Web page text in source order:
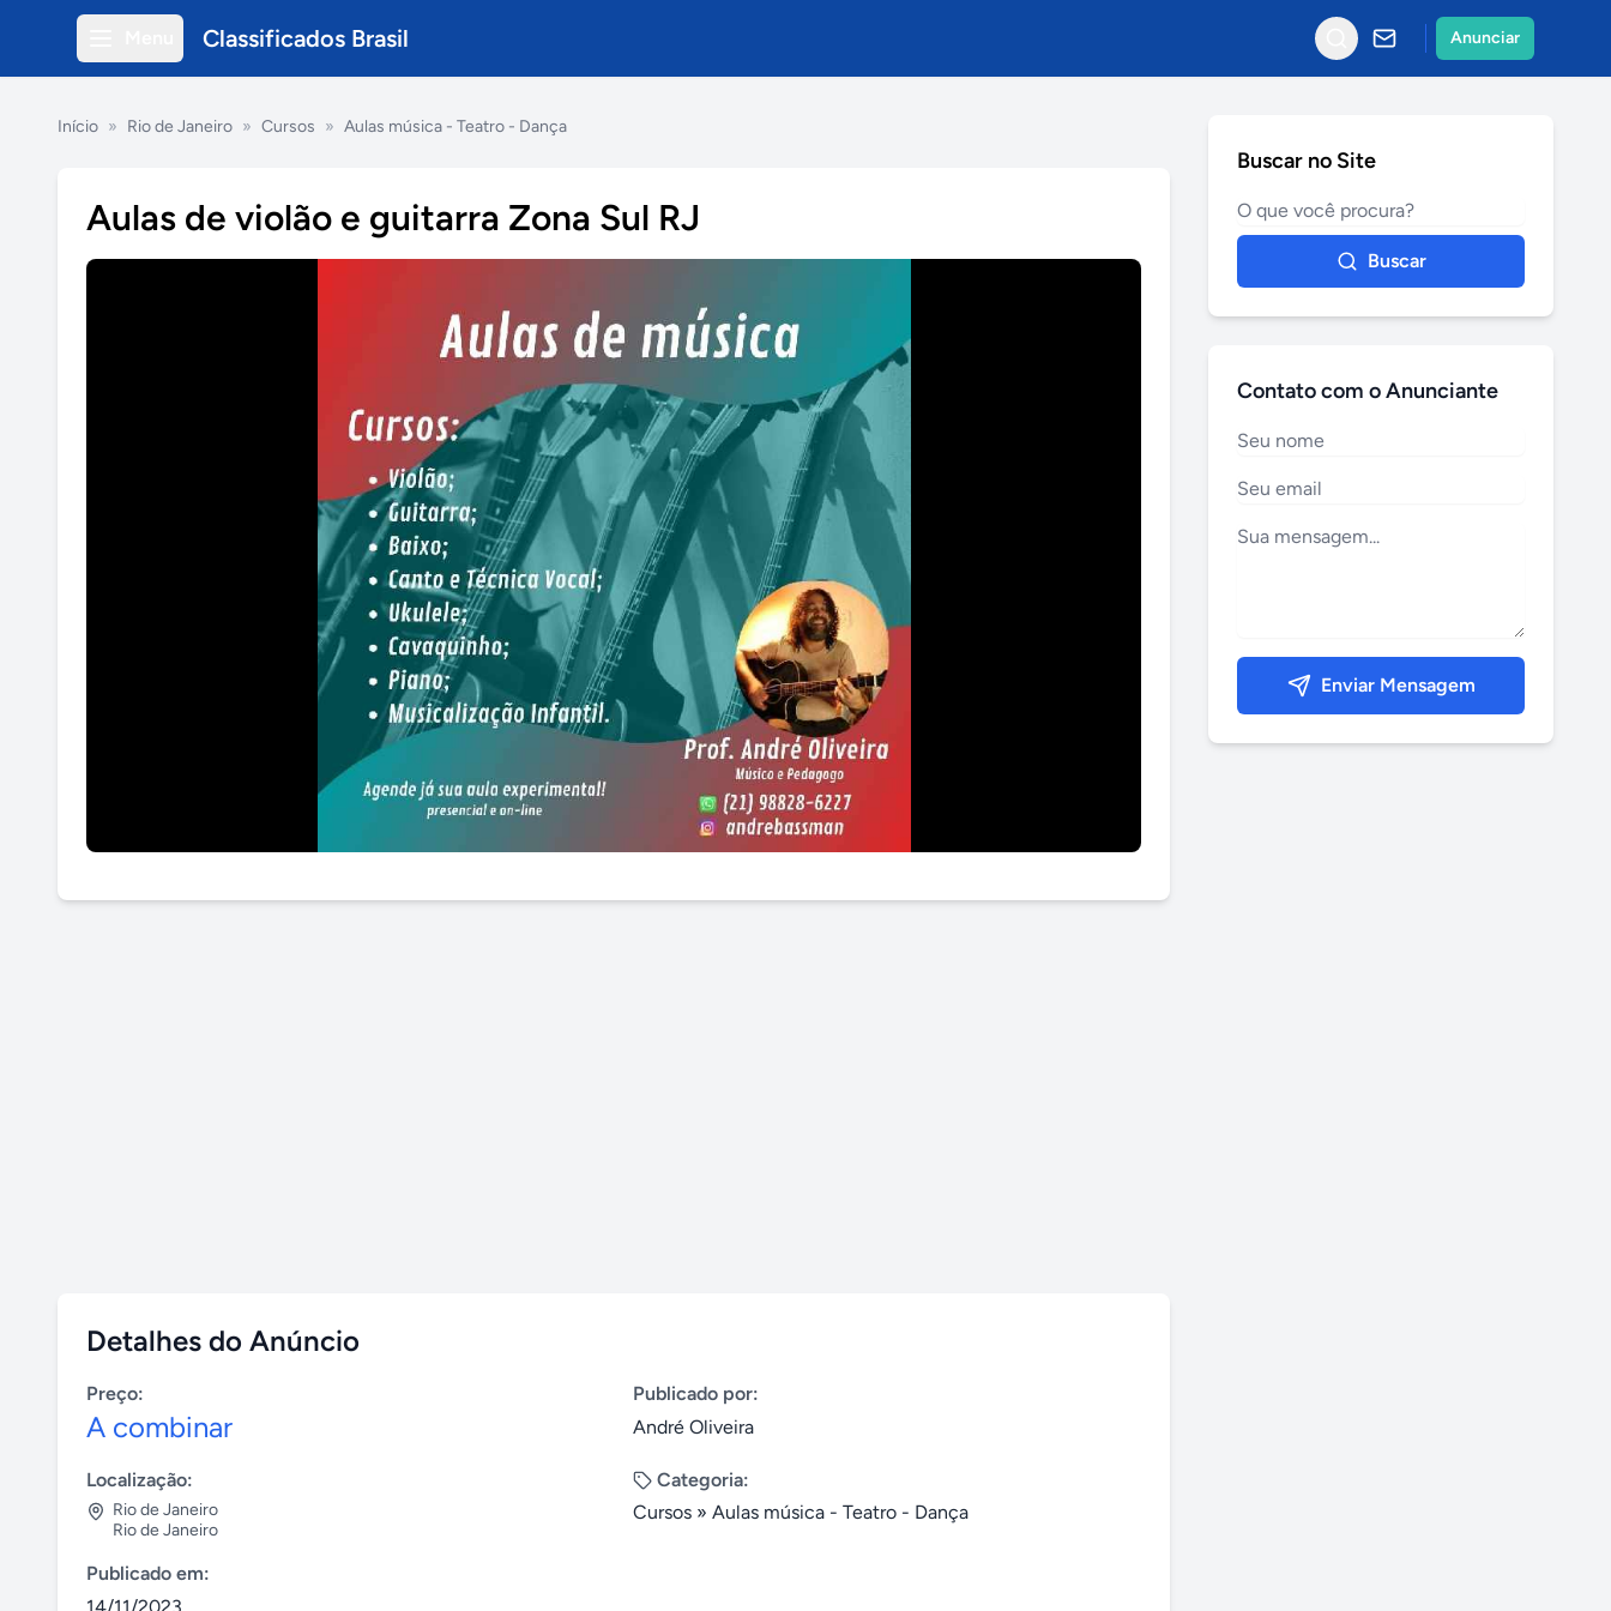
Classificados Brasil Anunciar
Início » Rio de Janeiro » Cursos » Aulas música - Teatro - Dança
Aulas de violão e guitarra Zona Sul RJ
Detalhes do Anúncio
Preço:
A combinar
Publicado por:
André Oliveira
Localização:
Rio de Janeiro
Rio de Janeiro
Categoria:
Cursos » Aulas música - Teatro - Dança
Publicado em:
Buscar no Site
Buscar
Contato com o Anunciante
Enviar Mensagem